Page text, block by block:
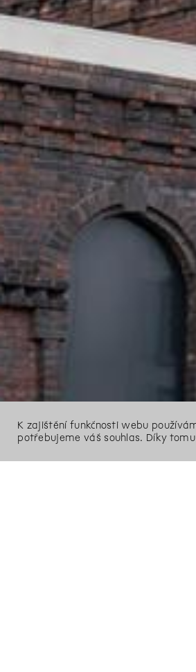
K zajištění funkčnosti webu
potřebujeme váš souhlas. Díky